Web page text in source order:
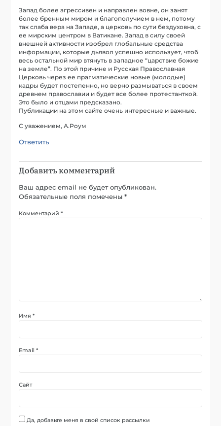
Запад более агрессивен и направлен вовне, он занят
более бренным миром и благополучием в нем, потому
так слаба вера на Западе, а церковь по сути бездуховна, с
ее мирским центром в Ватикане. Запад в силу своей
внешней активности изобрел глобальные средства
информации, которые дьявол успешно использует, чтоб
весь остальной мир втянуть в западное “царствие божие
на земле”. По этой причине и Русская Православная
Церковь через ее прагматические новые (молодые)
кадры будет постепенно, но верно размываться в своем
древнем православии и будет все более протестанткой.
Это было и отцами предсказано.
Публикации на этом сайте очень интересные и важные.
С уважением, А.Роум
Ответить
Добавить комментарий
Ваш адрес email не будет опубликован.
Обязательные поля помечены*
Комментарий*
Имя*
Email*
Сайт
Да, добавьте меня в свой список рассылки